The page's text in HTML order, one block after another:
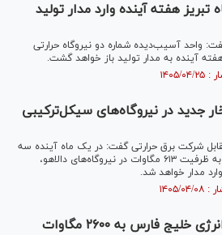
هفته آینده وارد مدار تولید
واحد آسیب‌دیده شماره دو نیروگاه حرارتی
از ۳ واحد بخار جدید در نیروگاه‌های سیکل‌ترکیبی
شرکت برق حرارتی گفت: در یک ماه آینده سه
واحد بخار سیکل‌ترکیبی جدید به ظرفیت ۶۱۳ مگاوات در نیروگاه‌های دالاهو،
مدار خواهد شد.
ظرفیت نیروگاهی فجر انرژی خلیج فارس به ۲۶۰۰ مگاوات